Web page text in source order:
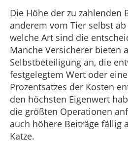
Die Höhe der zu zahlenden
anderem vom Tier selbst ab
welche Art sind die
Manche Versicherer bieten
Selbstbeteiligung an, die
festgelegtem Wert oder
Prozentsatzes der Kosten
den höchsten Eigenwert
die größten Operationen
auch höhere Beiträge fällig
Katze.